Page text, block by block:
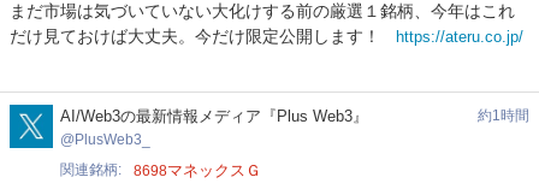
投
資
まだ市場は気づいていない大化けする前の厳選１銘柄、今年はこれ
だけ見ておけば大丈夫。今だけ限定公開します！
https://ateru.co.jp/
PlusWeb3_
AI/Web3の最新情報メディア『Plus Web3』
PlusWeb3_
約1時間
関連銘柄 8698マネックスＧ